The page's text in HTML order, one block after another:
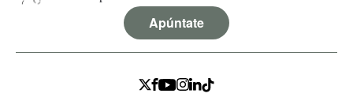
Apúntate